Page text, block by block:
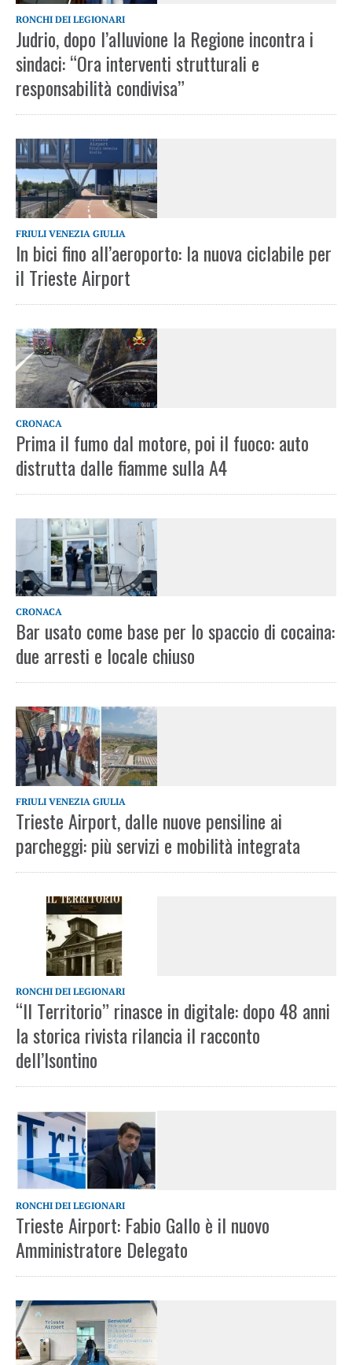
RONCHI DEI LEGIONARI
Judrio, dopo l’alluvione la Regione incontra i
sindaci: “Ora interventi strutturali e
responsabilità condivisa”
FRIULI VENEZIA GIULIA
In bici fino all’aeroporto: la nuova ciclabile per
il Trieste Airport
CRONACA
Prima il fumo dal motore, poi il fuoco: auto
distrutta dalle fiamme sulla A4
CRONACA
Bar usato come base per lo spaccio di cocaina:
due arresti e locale chiuso
FRIULI VENEZIA GIULIA
Trieste Airport, dalle nuove pensiline ai
parcheggi: più servizi e mobilità integrata
RONCHI DEI LEGIONARI
“Il Territorio” rinasce in digitale: dopo 48 anni
la storica rivista rilancia il racconto
dell’Isontino
RONCHI DEI LEGIONARI
Trieste Airport: Fabio Gallo è il nuovo
Amministratore Delegato